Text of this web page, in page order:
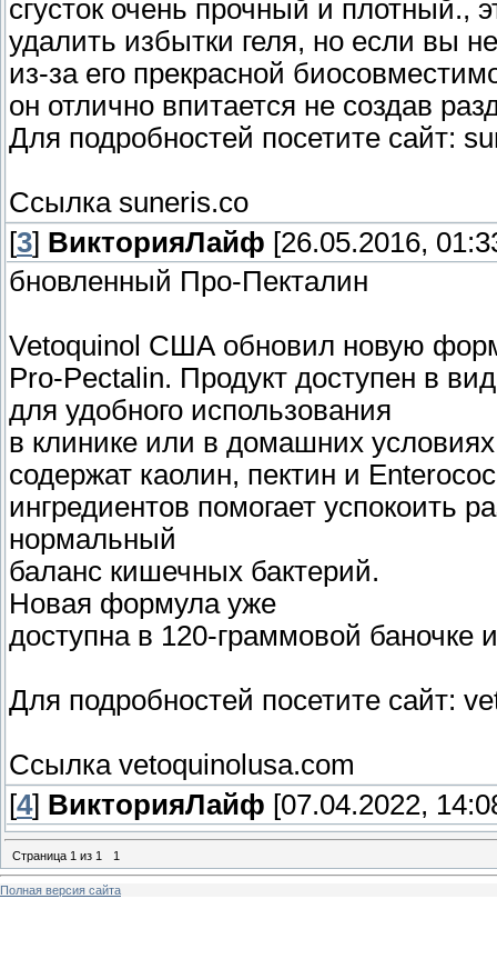
сгусток очень прочный и плотный.,
удалить избытки геля, но если вы
из-за его прекрасной
он отлично впитается не создав
Для подробностей посетите сайт:
Ссылка suneris.co
[3] ВикторияЛайф [26.05.2016,
бновленный Про-Пекталин
Vetoquinol США обновил новую
Pro-Pectalin. Продукт доступен в
для удобного использования
в клинике или в домашних
содержат каолин, пектин и
ингредиентов помогает успокоить
нормальный
баланс кишечных бактерий.
Новая формула уже
доступна в 120-граммовой баночке
Для подробностей посетите сайт:
Ссылка vetoquinolusa.com
[4] ВикторияЛайф [07.04.2022,
Страница 1 из 1 1
Полная версия сайта